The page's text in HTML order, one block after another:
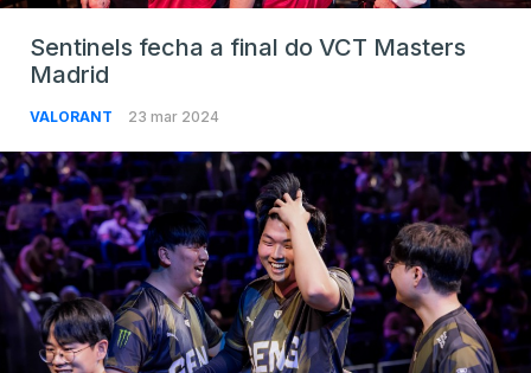
Sentinels fecha a final do VCT Masters
Madrid
VALORANT 23 mar 2024